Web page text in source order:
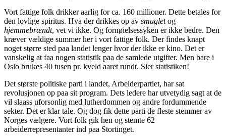
Vort fattige folk drikker aarlig for ca. 160 millioner. Dette betales for
den lovlige spiritus. Hva der drikkes op av smugletog
hjemmebrændt, vet vi ikke. Og fornøielsessyken er ikke bedre. Den
kræver vældige summer her i vort fattige folk. Der findes knapt
noget større sted paa landet lenger hvor der ikke er kino. Det er
vanskelig at faa nogen statistik paa de samlede utgifter. Men bare i
Oslo brukes 40 tusen pr. kveld aaret rundt. Sier statistiken!
Det største politiske parti i landet, Arbeiderpartiet, har sat
revolusjonen op paa sit program. Dets ledere har utvetydig sagt at de
vil slaass uforsonlig med lutherdommen og andre fordummende
sekter. Det er klar tale. Og dog fik dette parti de fleste stemmer av
Norges vælgere. Vort folk gik hen og stemte 62
arbeiderrepresentanter ind paa Stortinget.